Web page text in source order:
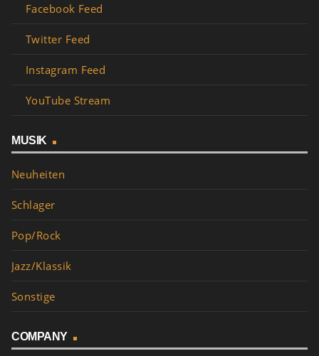
Facebook Feed
Twitter Feed
Instagram Feed
YouTube Stream
MUSIK
Neuheiten
Schlager
Pop/Rock
Jazz/Klassik
Sonstige
COMPANY